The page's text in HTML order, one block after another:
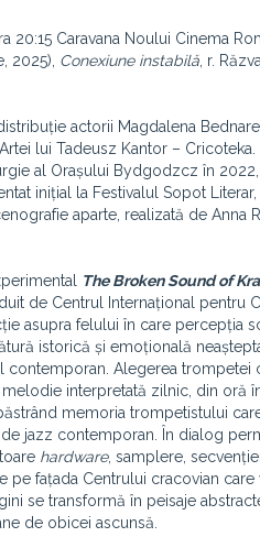
20:15 Caravana Noului Cinema
2025), Conexiune instabilă , r.
actorii Magdalena
lui Tadeusz Kantor – Cricoteka.
al Orașului Bydgodzcz în 2022,
inițial la Festivalul Sopot
aparte, realizată de Anna
The Broken Sound of
de Centrul Internațional pentru
asupra felului în care percepția
istorică și emoțională
Alegerea trompetei
interpretată zilnic, din oră
memoria trompetistului
jazz contemporan. În dialog
hardware, samplere,
fațada Centrului cracovian care
se transformă în peisaje
de obicei ascunsă.